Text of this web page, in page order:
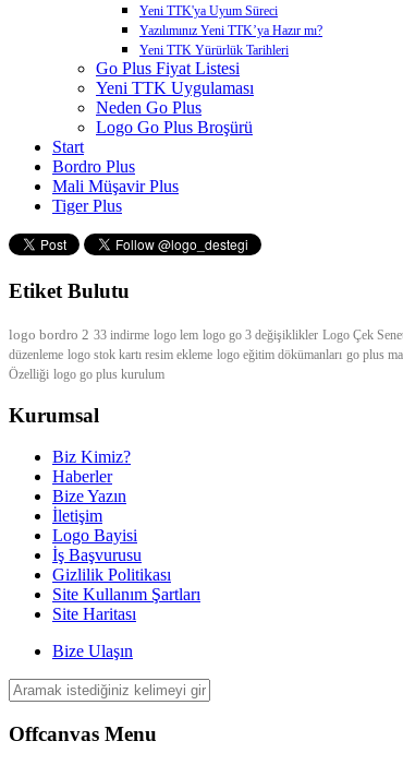
Yeni TTK'ya Uyum Süreci
Yazılımınız Yeni TTK’ya Hazır mı?
Yeni TTK Yürürlük Tarihleri
Go Plus Fiyat Listesi
Yeni TTK Uygulaması
Neden Go Plus
Logo Go Plus Broşürü
Start
Bordro Plus
Mali Müşavir Plus
Tiger Plus
Etiket Bulutu
logo bordro 2 33 indirme logo lem logo go 3 değişiklikler Logo Çek
düzenleme logo stok kartı resim ekleme logo eğitim dökümanları go plus
Özelliği logo go plus kurulum
Kurumsal
Biz Kimiz?
Haberler
Bize Yazın
İletişim
Logo Bayisi
İş Başvurusu
Gizlilik Politikası
Site Kullanım Şartları
Site Haritası
Bize Ulaşın
Offcanvas Menu